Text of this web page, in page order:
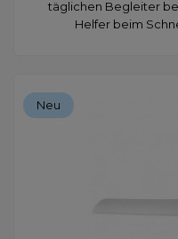
täglichen Begleiter
Helfer beim
Neu